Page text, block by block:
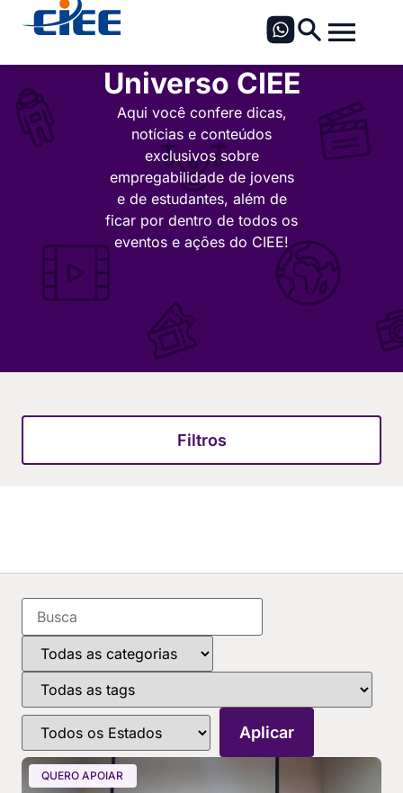
Universo CIEE
Aqui você confere dicas,
notícias e conteúdos
exclusivos sobre
empregabilidade de jovens
e de estudantes, além de
ficar por dentro de todos os
eventos e ações do CIEE!
Filtros
QUERO APOIAR